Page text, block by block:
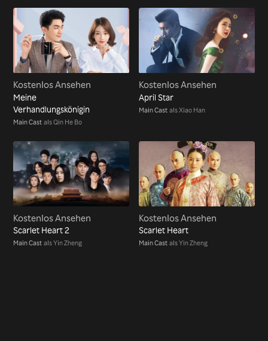
Kostenlos Ansehen
Meine
Verhandlungskönigin
Main Cast als Qin He Bo
Kostenlos Ansehen
April Star
Main Cast als Xiao Han
Kostenlos Ansehen
Scarlet Heart 2
Main Cast als Yin Zheng
Kostenlos Ansehen
Scarlet Heart
Main Cast als Yin Zheng